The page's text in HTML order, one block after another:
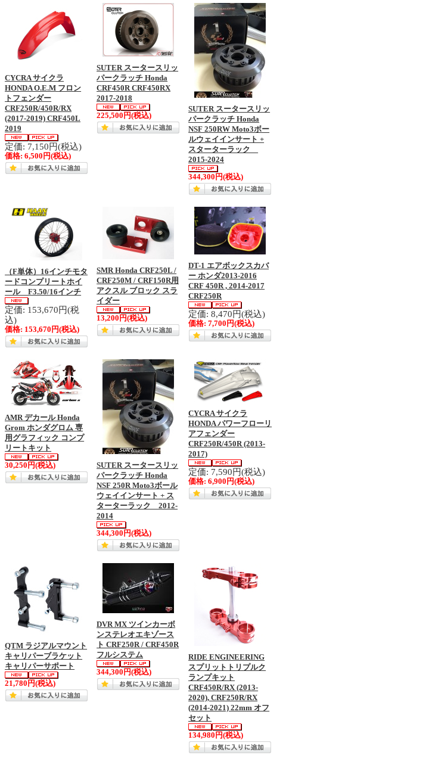
CYCRA サイクラ
HONDA O.E.M フロン
トフェンダー
CRF250R/450R/RX
(2017-2019) CRF450L
2019
定価: 7,150円(税込)
価格:6,500円(税込)
SUTER スータースリッ
パークラッチ Honda
CRF450R CRF450RX
2017-2018
225,500円(税込)
SUTER スータースリッ
パークラッチ Honda
NSF 250RW Moto3ボー
ルウェイインサート +
スターターラック
2015-2024
344,300円(税込)
（F単体）16インチモタ
ードコンプリートホイ
ール F3.50/16インチ
定価: 153,670円(税
込)
価格: 153,670円(税込)
SMR Honda CRF250L /
CRF250M / CRF150R用
アクスル ブロック スラ
イダー
13,200円(税込)
DT-1 エアボックスカバ
ー ホンダ2013-2016
CRF 450R , 2014-2017
CRF250R
定価: 8,470円(税込)
価格:7,700円(税込)
AMR デカール Honda
Grom ホンダグロム 専
用グラフィック コンプ
リートキット
30,250円(税込)
SUTER スータースリッ
パークラッチ Honda
NSF 250R Moto3ボール
ウェイインサート + ス
ターターラック 2012-
2014
344,300円(税込)
CYCRA サイクラ
HONDA パワーフローリ
アフェンダー
CRF250R/450R (2013-
2017)
定価: 7,590円(税込)
価格:6,900円(税込)
QTM ラジアルマウント
キャリパーブラケット
キャリパーサポート
21,780円(税込)
DVR MX ツインカーボ
ンステレオエキゾース
ト CRF250R / CRF450R
フルシステム
344,300円(税込)
RIDE ENGINEERING
スプリットトリプルク
ランプキット
CRF450R/RX (2013-
2020), CRF250R/RX
(2014-2021) 22mm オフ
セット
134,980円(税込)